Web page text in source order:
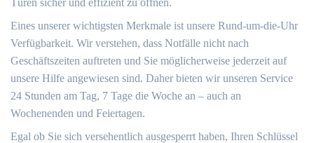
Türen sicher und effizient zu öffnen.
Eines unserer wichtigsten Merkmale ist unsere Rund-um-die-Uhr
Verfügbarkeit.​ Wir verstehen, dass Notfälle nicht nach
Geschäftszeiten auftreten und Sie möglicherweise jederzeit auf
unsere Hilfe angewiesen sind.​ Daher bieten wir unseren Service
24 Stunden am Tag, 7 Tage die Woche an – auch an
Wochenenden und Feiertagen.​
Egal ob Sie sich versehentlich ausgesperrt haben, Ihren Schlüssel